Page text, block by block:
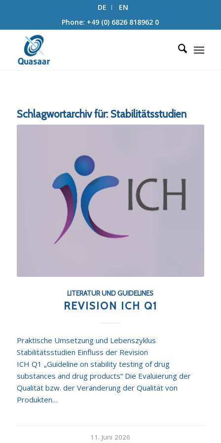
DE
EN
Phone: +49 (0) 6826 818962 0
Schlagwortarchiv für: Stabilitätsstudien
LITERATUR UND GUIDELINES
REVISION ICH Q1
Praktische Umsetzung und Lebenszyklus
Stabilitätsstudien Einfluss der Revision
ICH Q1 „Guideline on stability testing of drug
substances and drug products“ Die Evaluierung der
Qualität bzw. der Veränderung der Qualität von
Produkten…
11. Juni 2026